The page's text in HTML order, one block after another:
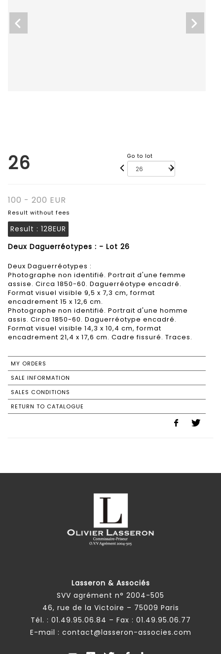
26 Go to lot
100 - 200 EUR
Result without fees
Result : 128EUR
Deux Daguerréotypes : - Lot 26
Deux Daguerréotypes :
Photographe non identifié. Portrait d'une femme
assise. Circa 1850-60. Daguerréotype encadré.
Format visuel visible 9,5 x 7,3 cm, format
encadrement 15 x 12,6 cm.
Photographe non identifié. Portrait d'une homme
assis. Circa 1850-60. Daguerréotype encadré.
Format visuel visible 14,3 x 10,4 cm, format
encadrement 21,4 x 17,6 cm. Cadre fissuré. Traces.
MY ORDERS
SALE INFORMATION
SALES CONDITIONS
RETURN TO CATALOGUE
Lasseron & Associés
SVV agrément n° 2004-505
46, rue de la Victoire – 75009 Paris
Tél. : 01.49.95.06.84 – Fax : 01.49.95.06.77
E-mail : contact@lasseron-associes.com